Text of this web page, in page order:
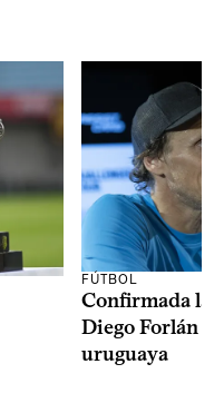
FÚTBOL
Confirmada la
Diego Forlán
uruguaya